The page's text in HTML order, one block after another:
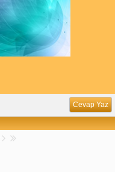
Cevap Yaz